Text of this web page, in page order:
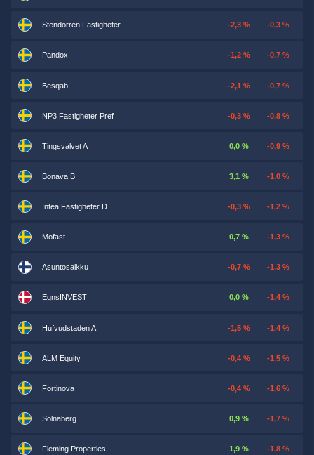
Stendörren Fastigheter -2,3 % -0,3 %
Pandox -1,2 % -0,7 %
Besqab -2,1 % -0,7 %
NP3 Fastigheter Pref -0,3 % -0,8 %
Tingsvalvet A 0,0 % -0,9 %
Bonava B 3,1 % -1,0 %
Intea Fastigheter D -0,3 % -1,2 %
Mofast 0,7 % -1,3 %
Asuntosalkku -0,7 % -1,3 %
EgnsINVEST 0,0 % -1,4 %
Hufvudstaden A -1,5 % -1,4 %
ALM Equity -0,4 % -1,5 %
Fortinova -0,4 % -1,6 %
Solnaberg 0,9 % -1,7 %
Fleming Properties 1,9 % -1,8 %